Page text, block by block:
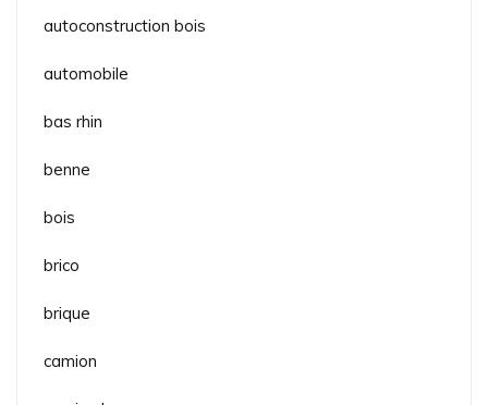
autoconstruction bois
automobile
bas rhin
benne
bois
brico
brique
camion